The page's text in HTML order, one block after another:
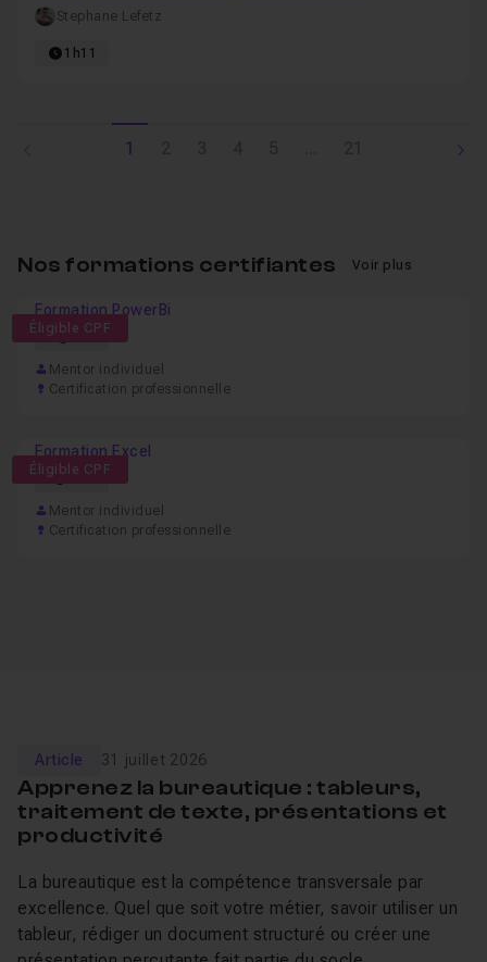
Stephane Lefetz
1h11
1
Nos formations certifiantes Voir plus
Éligible CPF
Formation PowerBi
9h
Mentor individuel
Certification professionnelle
Éligible CPF
Formation Excel
64h
Mentor individuel
Certification professionnelle
Article 31 juillet 2026
Apprenez la bureautique : tableurs,
traitement de texte, présentations et
productivité
La bureautique est la compétence transversale par
excellence. Quel que soit votre métier, savoir utiliser un
tableur, rédiger un document structuré ou créer une